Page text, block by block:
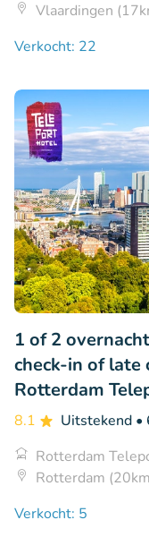
Vlaardingen
Verkocht: 22
1 of 2
check-in of
Rotterdam
8.1 Uitstekend •
Rotterdam
Rotterdam
Verkocht: 5